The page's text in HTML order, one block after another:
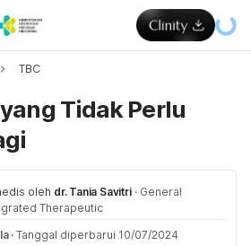
TBC
Tidak Perlu
oleh dr. Tania Savitri · General
Therapeutic
· Tanggal diperbarui 10/07/2024